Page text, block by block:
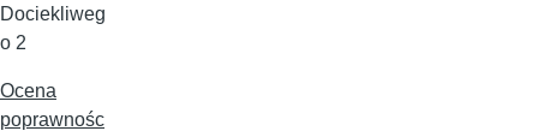
Dociekliweg
o 2
Ocena
poprawnośc